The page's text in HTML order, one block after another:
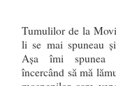
Tumulilor de la
li se mai spuneau
Așa îmi spunea
încercând să mă